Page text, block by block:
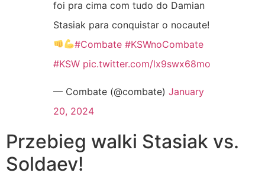
foi pra cima com tudo do Damian
Stasiak para conquistar o nocaute!
#Combate #KSWnoCombate
#KSW pic.twitter.com/lx9swx68mo
— Combate (@combate) January
20, 2024
Przebieg walki Stasiak vs.
Soldaev!